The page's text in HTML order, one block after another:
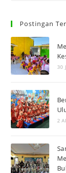
Postingan
30
2